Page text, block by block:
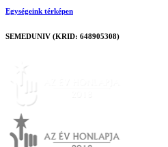
Egységeink térképen
SEMEDUNIV (KRID: 648905308)